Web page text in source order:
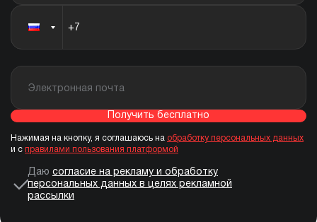
Получить бесплатно
Нажимая на кнопку, я соглашаюсь на обработку персональных данных
и с правилами пользования платформой
Даю согласие на рекламу и обработку
персональных данных в целях рекламной
рассылки